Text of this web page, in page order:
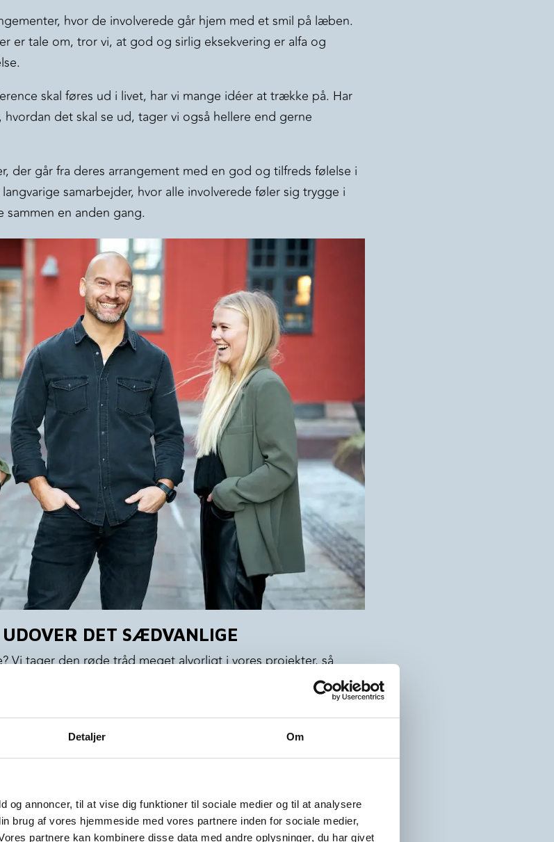
Detaljer Om
og annoncer, til at vise dig funktioner til sociale medier og til at analysere
brug af vores hjemmeside med vores partnere inden for sociale medier,
partnere kan kombinere disse data med andre oplysninger, du har givet
hvor de involverede går hjem med et smil på læben.
er tale om, tror vi, at god og sirlig eksekvering er alfa og
skal føres ud i livet, har vi mange idéer at trække på. Har
det skal se ud, tager vi også hellere end gerne
der går fra deres arrangement med en god og tilfreds følelse i
samarbejder, hvor alle involverede føler sig trygge i
en anden gang.
DET SÆDVANLIGE
Vi tager den røde tråd meget alvorligt i vores projekter, så
om, hvad der er på dagsordenen.
afspejle indholdet, eller at der i hvert fald skal være tanke bag.
på Fyn, der adskiller sig fra andre, og som vil blive
af boksen, og der er ingen grænser for, hvor langt vores
en unik oplevelse for alle involverede, og arbejder
at skabe en uforglemmelig dag.